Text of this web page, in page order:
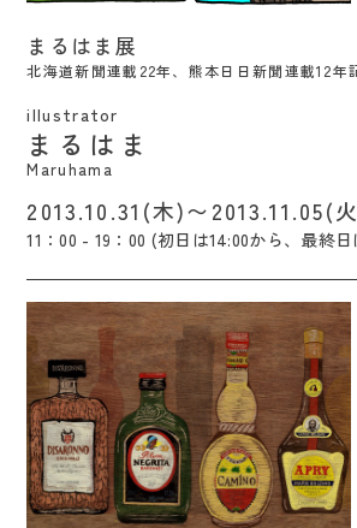
新聞連載12年記念 (パチパチ) / Maruhama
まるはま展
北海道新聞連載22年、熊本日日新聞連載12年
illustrator
まるはま
Maruhama
2013.10.31(木)〜2013.11.05(
11：00 - 19：00 (初日は14:00から、最終日